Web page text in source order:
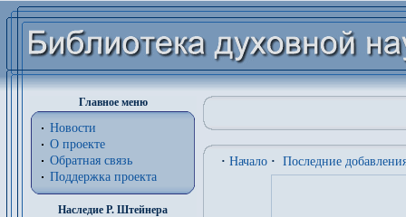
Главное меню
Новости
О проекте
Обратная связь
Поддержка проекта
Наследие Р. Штейнера
· Начало · Последние